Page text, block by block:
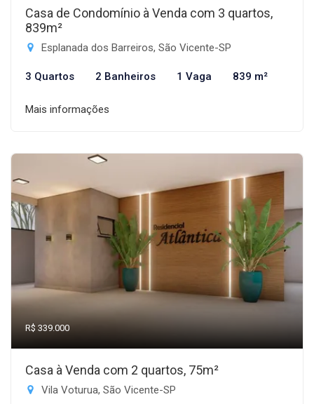
Casa de Condomínio à Venda com 3 quartos,
839m²
Esplanada dos Barreiros, São Vicente-SP
3 Quartos 2 Banheiros 1 Vaga 839 m²
Mais informações
R$ 339.000
Casa à Venda com 2 quartos, 75m²
Vila Voturua, São Vicente-SP